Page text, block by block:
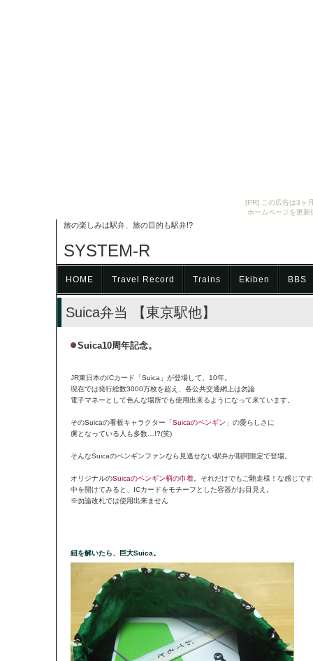
[PR] この広告は3ヶ
ホームページを更
旅の楽しみは駅弁、旅の目的も駅弁!?
SYSTEM-R
HOME Travel Record Trains Ekiben BBS
Suica弁当 【東京駅他】
Suica10周年記念。
JR東日本のICカード「Suica」が登場して、10年。
現在では発行総数3000万枚を超え、各公共交通網上は勿論
電子マネーとして色んな場所でも使用出来るようになって来ています。
そのSuicaの看板キャラクター 「Suicaのペンギン 」の愛らしさに
虜となっている人も多数…!?(笑)
そんなSuicaのペンギンファンなら見逃せない駅弁が期間限定で登場。
オリジナルのSuicaのペンギン柄の巾着 。それだけでもご馳走様！な感じで
中を開けてみると、ICカードをモチーフとした容器がお目見え。
※勿論改札では使用出来ません
紐を解いたら、巨大Suica。